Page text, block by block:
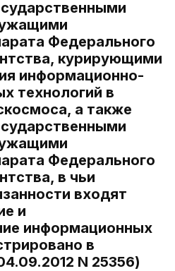
Федерального
курирующими
информационно-
технологий в
а также
Федерального
в чьи
входят
и
информационных
в
N 25356)